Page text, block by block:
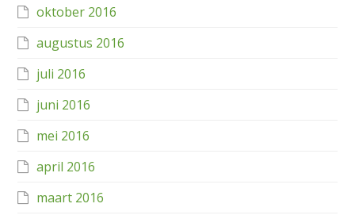
oktober 2016
augustus 2016
juli 2016
juni 2016
mei 2016
april 2016
maart 2016